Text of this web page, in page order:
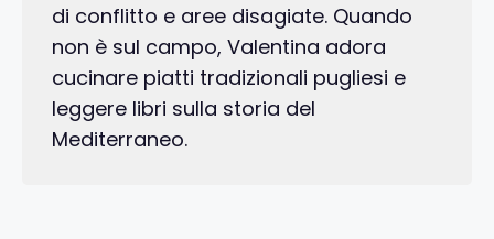
di conflitto e aree disagiate. Quando
non è sul campo, Valentina adora
cucinare piatti tradizionali pugliesi e
leggere libri sulla storia del
Mediterraneo.